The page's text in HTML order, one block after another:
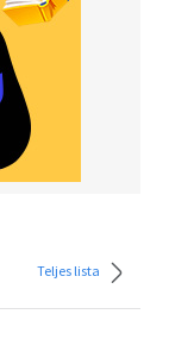
Teljes lista